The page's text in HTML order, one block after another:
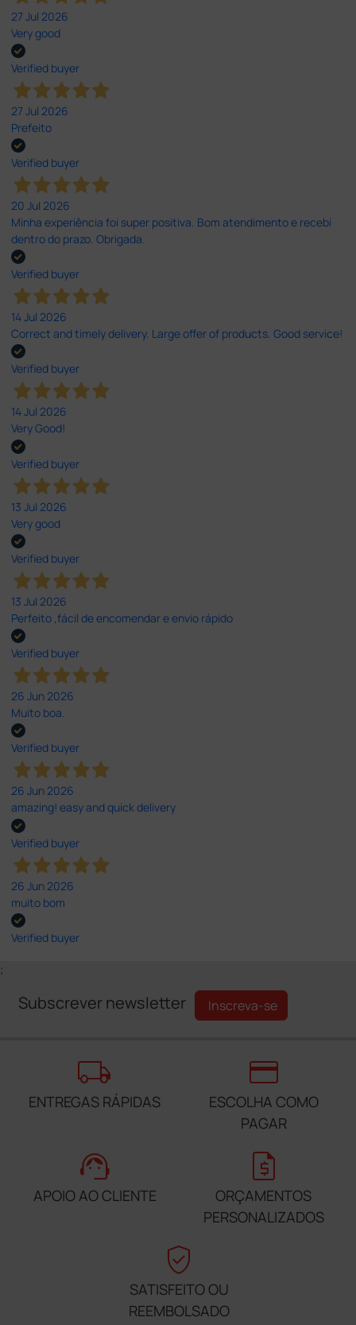
27 Jul 2026
Very good
Verified buyer
27 Jul 2026
Prefeito
Verified buyer
20 Jul 2026
Minha experiência foi super positiva. Bom atendimento e recebi
dentro do prazo. Obrigada.
Verified buyer
14 Jul 2026
Correct and timely delivery. Large offer of products. Good service!
Verified buyer
14 Jul 2026
Very Good!
Verified buyer
13 Jul 2026
Very good
Verified buyer
13 Jul 2026
Perfeito ,fácil de encomendar e envio rápido
Verified buyer
26 Jun 2026
Muito boa.
Verified buyer
26 Jun 2026
amazing! easy and quick delivery
Verified buyer
26 Jun 2026
muito bom
Verified buyer
;
Subscrever newsletter Inscreva-se
local_shipping
ENTREGAS RÁPIDAS
credit_card
ESCOLHA COMO
PAGAR
support_agent
APOIO AO CLIENTE
request_quote
ORÇAMENTOS
PERSONALIZADOS
verified_user
SATISFEITO OU
REEMBOLSADO